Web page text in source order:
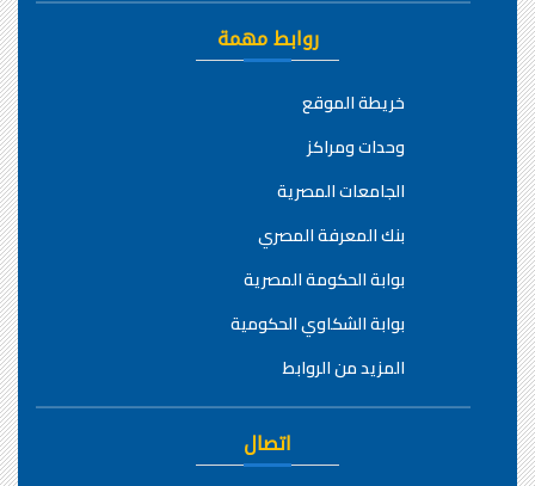
روابط مهمة
خريطة الموقع
وحدات ومراكز
الجامعات المصرية
بنك المعرفة المصري
بوابة الحكومة المصرية
بوابة الشكاوي الحكومية
المزيد من الروابط
اتصال